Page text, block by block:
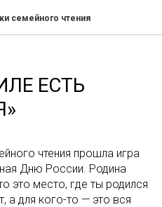
семейного чтения
ЕСТЬ
чтения прошла игра
Дню России. Родина
это место, где ты родился
а для кого-то — это вся